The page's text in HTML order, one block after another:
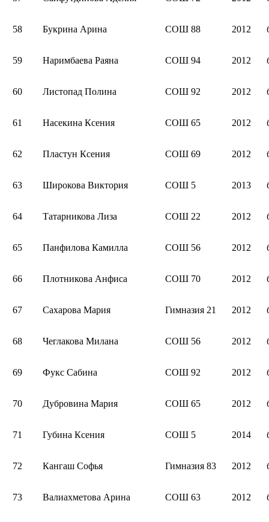
58 Букрина Арина СОШ 88 2012
59 Наримбаева Раяна СОШ 94 2012
60 Листопад Полина СОШ 92 2012
61 Насекина Ксения СОШ 65 2012
62 Пластун Ксения СОШ 69 2012
63 Широкова Виктория СОШ 5 2013
64 Татарникова Лиза СОШ 22 2012
65 Панфилова Камилла СОШ 56 2012
66 Плотникова Анфиса СОШ 70 2012
67 Сахарова Мария Гимназия 21 2012
68 Чеглакова Милана СОШ 56 2012
69 Фукс Сабина СОШ 92 2012
70 Дубровина Мария СОШ 65 2012
71 Губина Ксения СОШ 5 2014
72 Кангаш Софья Гимназия 83 2012
73 Валиахметова Арина СОШ 63 2012